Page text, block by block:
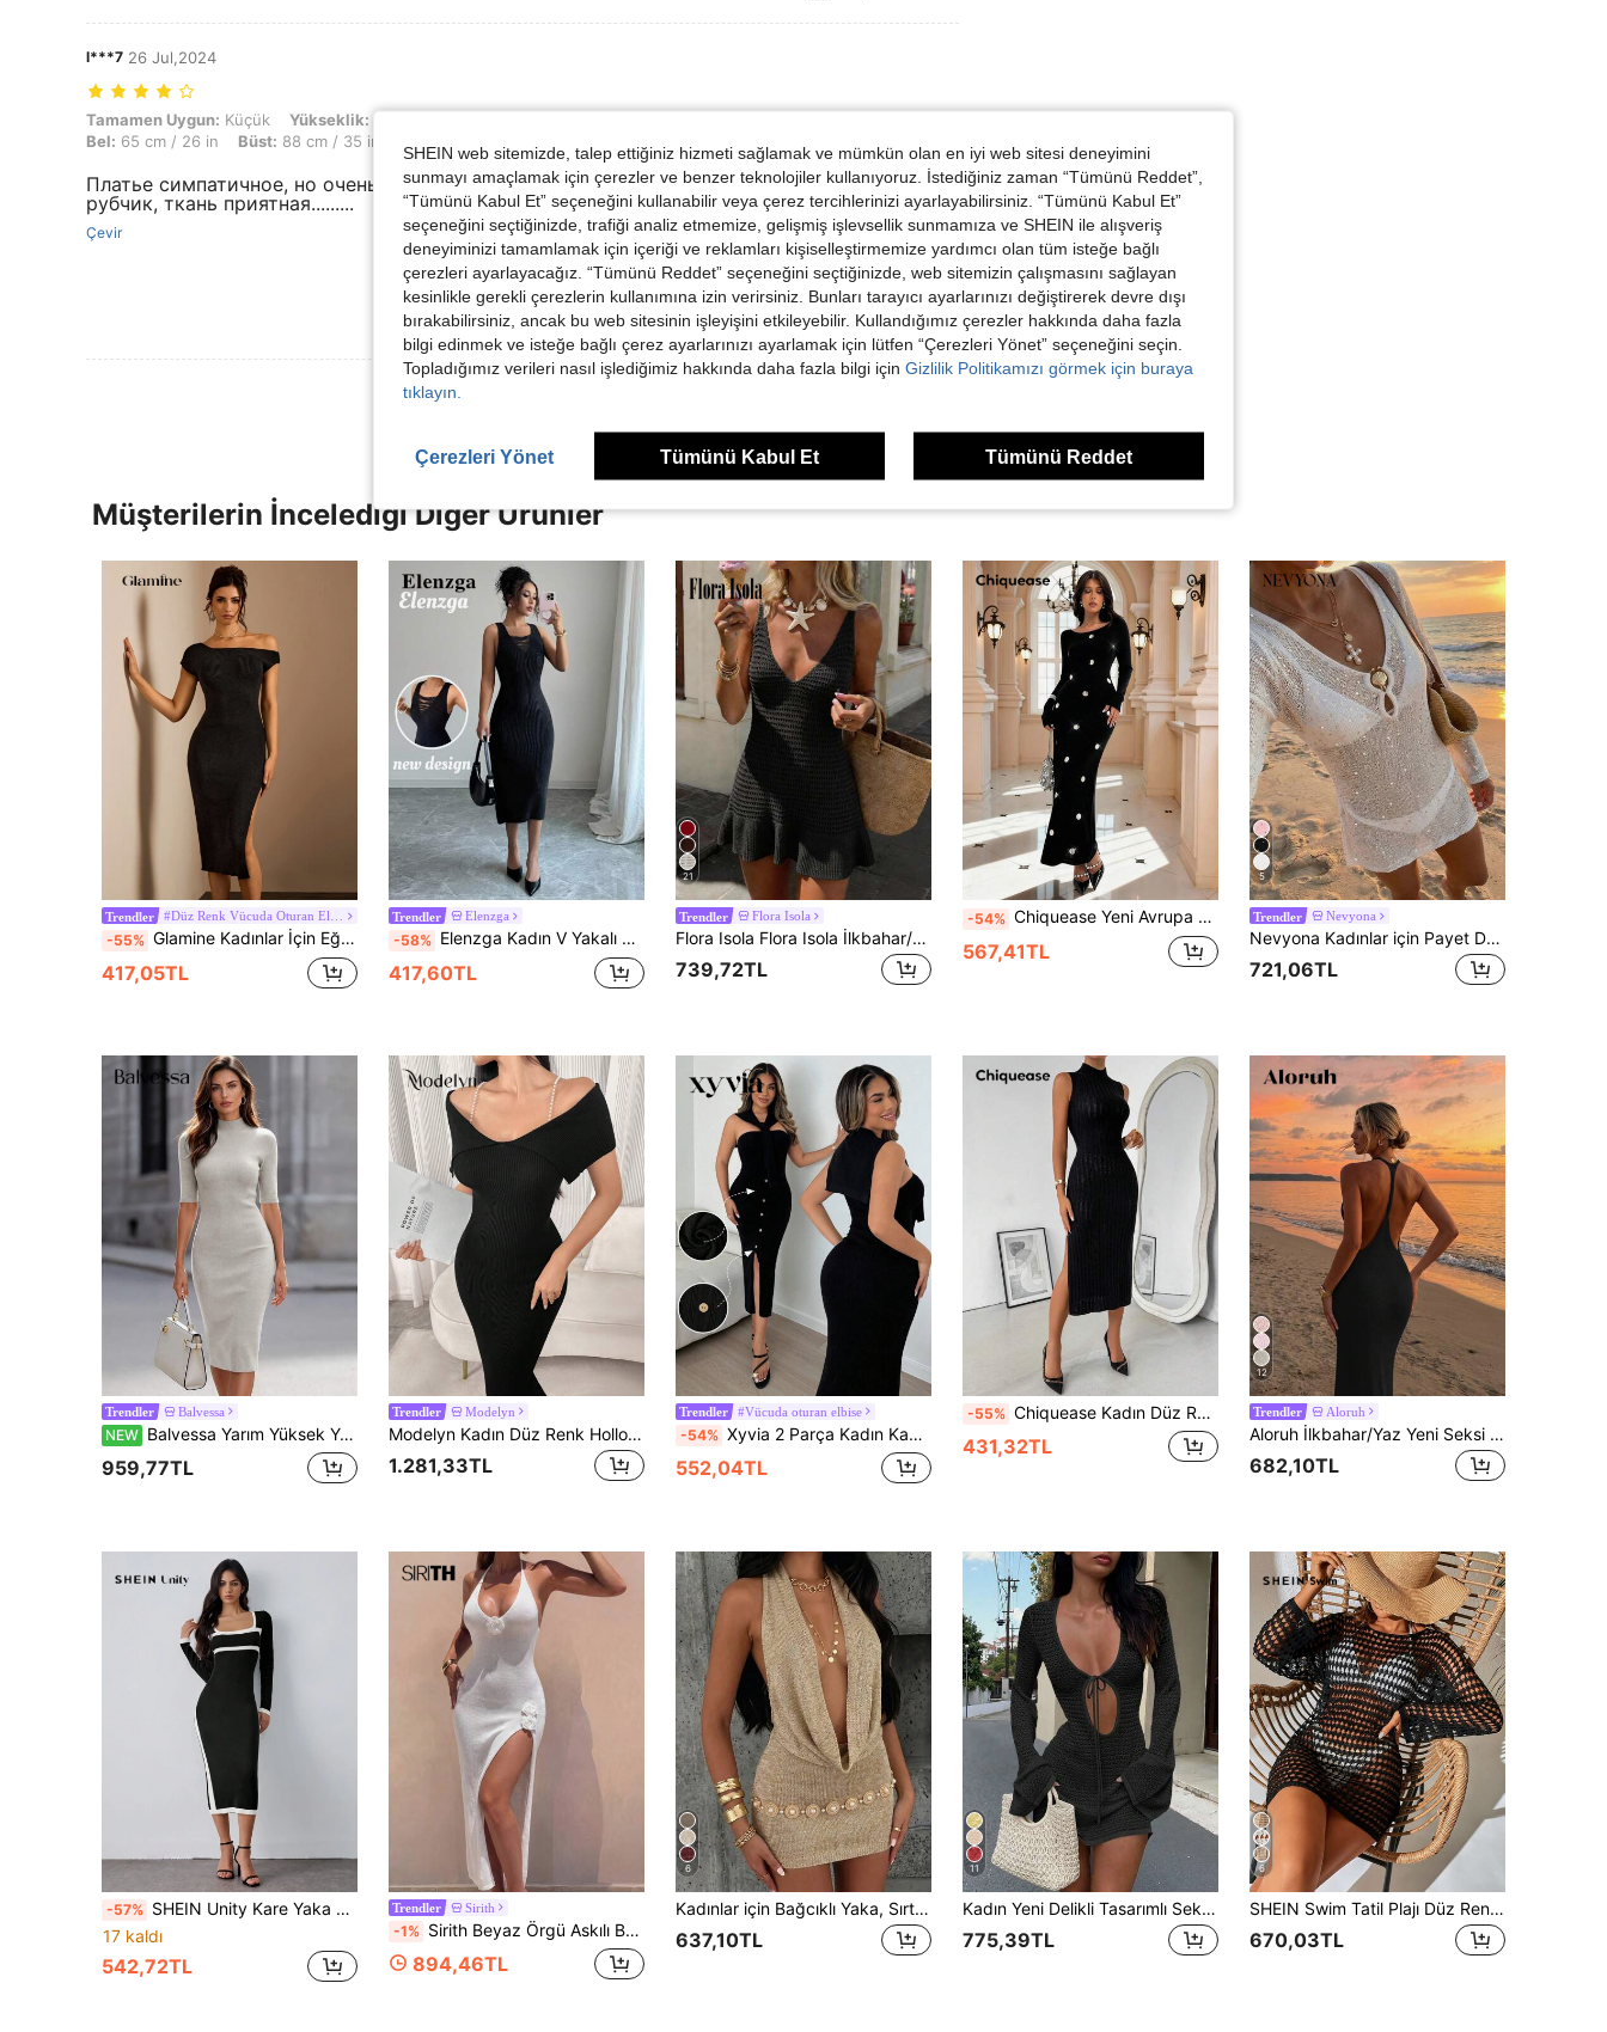
l***7 26 Jul,2024
Tamamen Uygun: Küçük, Yükseklik: 173 cm / 68 in, Ağırlık: 57 kg / 126 lbs, KALÇA: 91 cm / 36 in, Bel: 65 cm / 26 in, Büst: 88 cm / 35 in, Renk: Pembe, Boyut: M
Tamamen Uygun: Küçük Yükseklik:
Bel: 65 cm / 26 in Büst: 88 cm / 35 in
Платье симпатичное, но очень непонятной длинны, в
рубчик, ткань приятная.........
Çevir
Helpful (2)
Müşterilerin İncelediği Diğer Ürünler
Trendler
-55% Glamine Kadınlar İçin Eğik Omuz Yırtmaçlı Etek Ucu Zarif Dar Örgü Elbise, Kazak Elbise
417,05TL
Trendler Elenzga
-58% Elenzga Kadın V Yakalı Kolsuz Püsküllü Örgü Kazak Elbise, Tatil, Bayram ve Tüm Mevsimler İçin Şık ve Çok Yönlü
417,60TL
21
Trendler Flora Isola
Flora Isola Flora Isola İlkbahar/Yaz Kolsuz V Yaka Sırtı Açık Örme Elbise, Kadınlar İçin Günlük Plaj Tatili Stili
739,72TL
-54% Chiquease Yeni Avrupa ve Amerika Blogger Stili Zarif Ağır Payetli Süslemeli Asimetrik Omuzlu İnce Yünlü Elbise Sonbahar Kadın Giyim Sonbahar Kıyafetleri Sonbahar Kombinleri Sonbahar Kıyafetleri Sonbahar Dışarı Çıkma Kombinleri Kış Kış Kadın Giyim Zarif Modaya Uygun Günlük İşe Gidiş İş Ofis Günlük Boş Zaman Her Şeye Uyumlu Şehirli Öğretmen Profesyonel Giyim
567,41TL
5
Trendler Nevyona
Nevyona Kadınlar için Payet Detaylı Metal Kabuk Süslemeli Örme Uzun Kollu Elbise, Plaj Tatili İçin Uygundur
721,06TL
Trendler Balvessa
NEW Balvessa Yarım Yüksek Yaka 5 Parçalı Orta Kol Slim Fit Vücuda Oturan Midi Boy Şık Zarif Seksi Minimalist Günlük Kadın Kazak Elbise
959,77TL
Trendler Modelyn
Modelyn Kadın Düz Renk Hollow Out Uzun Vücuda Oturan Elbise İnci Dekorlu, Şık Kazak Elbise, İlkbahar Sonbahar
1.281,33TL
Trendler #Vücuda oturan elbise
-54% Xyvia 2 Parça Kadın Kablo Örgü Büküm Doku Şal Hırka ve Elbise Seti
552,04TL
-55% Chiquease Kadın Düz Renk Basit Günlük Kolsuz Balıkçı Yaka Kazak Elbise
431,32TL
12
Trendler Aloruh
Aloruh İlkbahar/Yaz Yeni Seksi Derin V Yaka Sırtı Açık Vücuda Oturan Maksi Elbise, Fırfırlı File Detaylı, Kayısı Rengi, Zarif Seksi Plaj Tatili Kazak Elbisesi, Boho Kadın Tatil Kıyafetleri
682,10TL
-57% SHEIN Unity Kare Yaka Uzun Kollu Örgü Elbise, Belden Belirgin İki Renkli Kazak Elbise, Hoş ve Çok Yönlü
17 kaldı
542,72TL
Trendler Sirith
-1% Sirith Beyaz Örgü Askılı Bağlamalı Sırtı Açık El Örgüsü Çiçek Detaylı V Yaka Seksi Tasarım Kadın Kazak Elbise
894,46TL
6
Kadınlar için Bağcıklı Yaka, Sırtı Açık, Vücuda Oturan Örme Elbise, Günlük Şık Minimalist Tatil, Plaj Kulübü, Düğün Davetlisi Kıyafeti, İlkbahar Yaz Sonbahar
637,10TL
11
Kadın Yeni Delikli Tasarımlı Seksi Plaj Tatili Günlük Elbise, Geniş Kollu Kısa Örme Kazak Elbise, İlkbahar/Yaz/Sonbahar Siyah
775,39TL
6
SHEIN Swim Tatil Plajı Düz Renk Delikli Örme Şeffaf Plaj Örtüsü
670,03TL
SHEIN web sitemizde, talep ettiğiniz hizmeti sağlamak ve mümkün olan en iyi web sitesi deneyimini
sunmayı amaçlamak için çerezler ve benzer teknolojiler kullanıyoruz. İstediğiniz zaman “Tümünü Reddet”,
“Tümünü Kabul Et” seçeneğini kullanabilir veya çerez tercihlerinizi ayarlayabilirsiniz. “Tümünü Kabul Et”
seçeneğini seçtiğinizde, trafiği analiz etmemize, gelişmiş işlevsellik sunmamıza ve SHEIN ile alışveriş
deneyiminizi tamamlamak için içeriği ve reklamları kişiselleştirmemize yardımcı olan tüm isteğe bağlı
çerezleri ayarlayacağız. “Tümünü Reddet” seçeneğini seçtiğinizde, web sitemizin çalışmasını sağlayan
kesinlikle gerekli çerezlerin kullanımına izin verirsiniz. Bunları tarayıcı ayarlarınızı değiştirerek devre dışı
bırakabilirsiniz, ancak bu web sitesinin işleyişini etkileyebilir. Kullandığımız çerezler hakkında daha fazla
bilgi edinmek ve isteğe bağlı çerez ayarlarınızı ayarlamak için lütfen “Çerezleri Yönet” seçeneğini seçin.
Topladığımız verileri nasıl işlediğimiz hakkında daha fazla bilgi için Gizlilik Politikamızı görmek için buraya
tıklayın.
Çerezleri Yönet Tümünü Kabul Et Tümünü Reddet